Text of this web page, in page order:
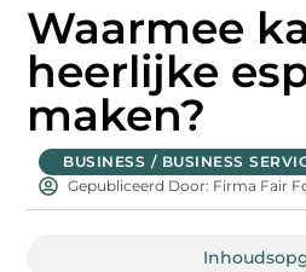
Waarmee
heerlijke
maken?
BUSINESS / BUSINESS
Gepubliceerd Door: Firma Fair